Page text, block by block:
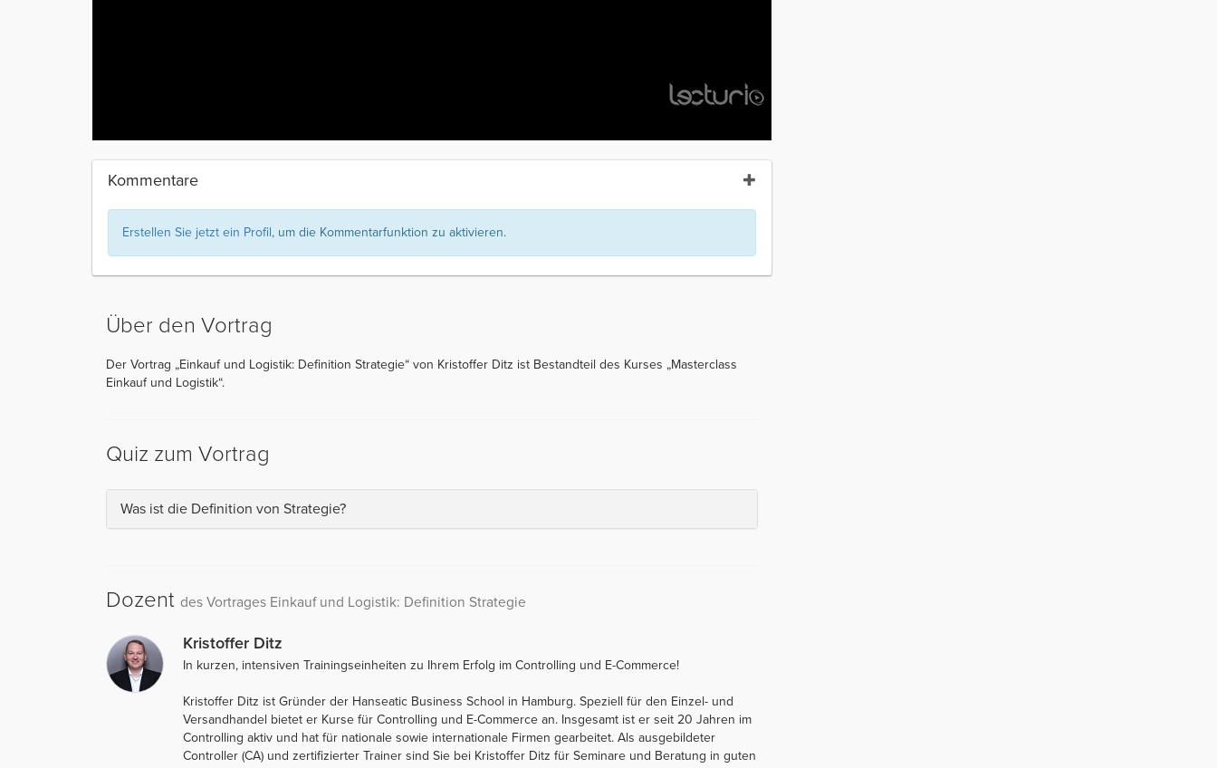
Kommentare
Erstellen Sie jetzt ein Profil, um die Kommentarfunktion zu aktivieren.
Über den Vortrag
Der Vortrag „Einkauf und Logistik: Definition Strategie“ von Kristoffer Ditz ist Bestandteil des Kurses „Masterclass
Einkauf und Logistik“.
Quiz zum Vortrag
Was ist die Definition von Strategie?
Dozent des Vortrages Einkauf und Logistik: Definition Strategie
Kristoffer Ditz
In kurzen, intensiven Trainingseinheiten zu Ihrem Erfolg im Controlling und E-Commerce!
Kristoffer Ditz ist Gründer der Hanseatic Business School in Hamburg. Speziell für den Einzel- und
Versandhandel bietet er Kurse für Controlling und E-Commerce an. Insgesamt ist er seit 20 Jahren im
Controlling aktiv und hat für nationale sowie internationale Firmen gearbeitet. Als ausgebildeter
Controller (CA) und zertifizierter Trainer sind Sie bei Kristoffer Ditz für Seminare und Beratung in guten